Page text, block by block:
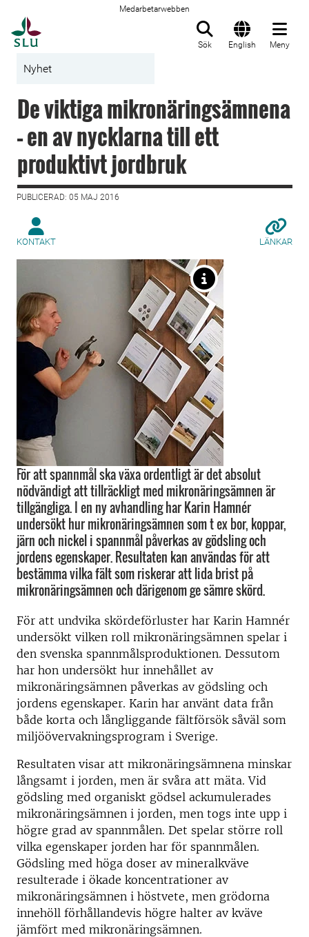
Medarbetarwebben
Sök English Meny
Nyhet
De viktiga mikronäringsämnena
– en av nycklarna till ett
produktivt jordbruk
PUBLICERAD: 05 MAJ 2016
KONTAKT LÄNKAR
För att spannmål ska växa ordentligt är det absolut
nödvändigt att tillräckligt med mikronäringsämnen är
tillgängliga. I en ny avhandling har Karin Hamnér
undersökt hur mikronäringsämnen som t ex bor, koppar,
järn och nickel i spannmål påverkas av gödsling och
jordens egenskaper. Resultaten kan användas för att
bestämma vilka fält som riskerar att lida brist på
mikronäringsämnen och därigenom ge sämre skörd.
För att undvika skördeförluster har Karin Hamnér
undersökt vilken roll mikronäringsämnen spelar i
den svenska spannmålsproduktionen. Dessutom
har hon undersökt hur innehållet av
mikronäringsämnen påverkas av gödsling och
jordens egenskaper. Karin har använt data från
både korta och långliggande fältförsök såväl som
miljöövervakningsprogram i Sverige.
Resultaten visar att mikronäringsämnena minskar
långsamt i jorden, men är svåra att mäta. Vid
gödsling med organiskt gödsel ackumulerades
mikronäringsämnen i jorden, men togs inte upp i
högre grad av spannmålen. Det spelar större roll
vilka egenskaper jorden har för spannmålen.
Gödsling med höga doser av mineralkväve
resulterade i ökade koncentrationer av
mikronäringsämnen i höstvete, men grödorna
innehöll förhållandevis högre halter av kväve
jämfört med mikronäringsämnen.